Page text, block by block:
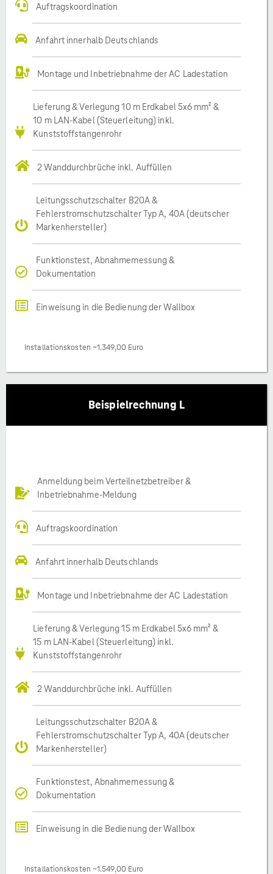
Auftragskoordination
Anfahrt innerhalb Deutschlands
Montage und Inbetriebnahme der AC Ladestation
Lieferung & Verlegung 10 m Erdkabel 5x6 mm² &
10 m LAN-Kabel (Steuerleitung) inkl.
Kunststoffstangenrohr
2 Wanddurchbrüche inkl. Auffüllen
Leitungsschutzschalter B20A &
Fehlerstromschutzschalter Typ A, 40A (deutscher
Markenhersteller)
Funktionstest, Abnahmemessung &
Dokumentation
Einweisung in die Bedienung der Wallbox
Installationskosten ~1.349,00 Euro
Beispielrechnung L
Anmeldung beim Verteilnetzbetreiber &
Inbetriebnahme-Meldung
Auftragskoordination
Anfahrt innerhalb Deutschlands
Montage und Inbetriebnahme der AC Ladestation
Lieferung & Verlegung 15 m Erdkabel 5x6 mm² &
15 m LAN-Kabel (Steuerleitung) inkl.
Kunststoffstangenrohr
2 Wanddurchbrüche inkl. Auffüllen
Leitungsschutzschalter B20A &
Fehlerstromschutzschalter Typ A, 40A (deutscher
Markenhersteller)
Funktionstest, Abnahmemessung &
Dokumentation
Einweisung in die Bedienung der Wallbox
Installationskosten ~1.549,00 Euro